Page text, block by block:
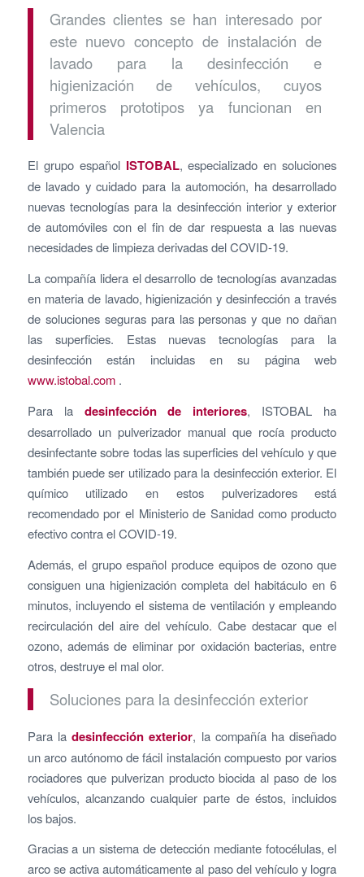
Grandes clientes se han interesado por
este nuevo concepto de instalación de
lavado para la desinfección e
higienización de vehículos, cuyos
primeros prototipos ya funcionan en
Valencia
El grupo español ISTOBAL, especializado en soluciones
de lavado y cuidado para la automoción, ha desarrollado
nuevas tecnologías para la desinfección interior y exterior
de automóviles con el fin de dar respuesta a las nuevas
necesidades de limpieza derivadas del COVID-19.
La compañía lidera el desarrollo de tecnologías avanzadas
en materia de lavado, higienización y desinfección a través
de soluciones seguras para las personas y que no dañan
las superficies. Estas nuevas tecnologías para la
desinfección están incluidas en su página web
www.istobal.com.
Para la desinfección de interiores, ISTOBAL ha
desarrollado un pulverizador manual que rocía producto
desinfectante sobre todas las superficies del vehículo y que
también puede ser utilizado para la desinfección exterior. El
químico utilizado en estos pulverizadores está
recomendado por el Ministerio de Sanidad como producto
efectivo contra el COVID-19.
Además, el grupo español produce equipos de ozono que
consiguen una higienización completa del habitáculo en 6
minutos, incluyendo el sistema de ventilación y empleando
recirculación del aire del vehículo. Cabe destacar que el
ozono, además de eliminar por oxidación bacterias, entre
otros, destruye el mal olor.
Soluciones para la desinfección exterior
Para ladesinfección exterior, la compañía ha diseñado
un arco autónomo de fácil instalación compuesto por varios
rociadores que pulverizan producto biocida al paso de los
vehículos, alcanzando cualquier parte de éstos, incluidos
los bajos.
Gracias a un sistema de detección mediante fotocélulas, el
arco se activa automáticamente al paso del vehículo y logra